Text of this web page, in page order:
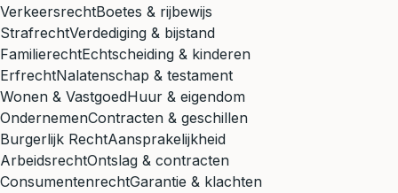
VerkeersrechtBoetes & rijbewijs
StrafrechtVerdediging & bijstand
FamilierechtEchtscheiding & kinderen
ErfrechtNalatenschap & testament
Wonen & VastgoedHuur & eigendom
OndernemenContracten & geschillen
Burgerlijk RechtAansprakelijkheid
ArbeidsrechtOntslag & contracten
ConsumentenrechtGarantie & klachten